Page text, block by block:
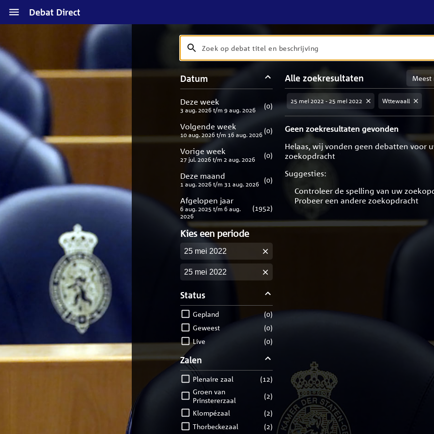
hoofdinhoudDebat Direct
Zoeken
Zoek
op
debat
titel
en
beschrijving
zoekresultaten
Verfijn
uw
resultaten
Datum
Deze week
3 aug. 2026 t/m 9 aug. 2026
(0)
Volgende week
10 aug. 2026 t/m 16 aug. 2026
(0)
Vorige week
27 jul. 2026 t/m 2 aug. 2026
(0)
Deze maand
1 aug. 2026 t/m 31 aug. 2026
(0)
Afgelopen jaar
6 aug. 2025 t/m 6 aug.
2026
(1952)
Kies een periode
Startdatum
Einddatum
Status
gepland (0)
geweest
(0)
live
(0)
Zalen
Plenaire zaal (12)
Groen van
Prinstererzaal
(2)
Klompézaal
(2)
Thorbeckezaal
(2)
Alle zoekresultaten
Sorteren
op
meest
relevant
25 mei 2022 - 25 mei 2022 Wttewaall
Geen zoekresultaten gevonden
Helaas, wij vonden geen debatten voor
zoekopdracht
Suggesties:
Controleer de spelling van uw
Probeer een andere zoekopdracht